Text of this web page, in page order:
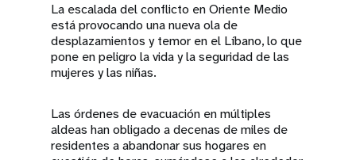
La escalada del conflicto en Oriente Medio
está provocando una nueva ola de
desplazamientos y temor en el Líbano, lo que
pone en peligro la vida y la seguridad de las
mujeres y las niñas.
Las órdenes de evacuación en múltiples
aldeas han obligado a decenas de miles de
residentes a abandonar sus hogares en